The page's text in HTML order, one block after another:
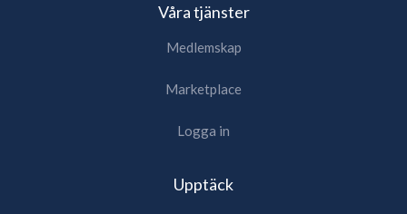
Våra tjänster
Medlemskap
Marketplace
Logga in
Upptäck